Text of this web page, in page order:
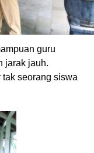
guru
jarak jauh.
seorang siswa